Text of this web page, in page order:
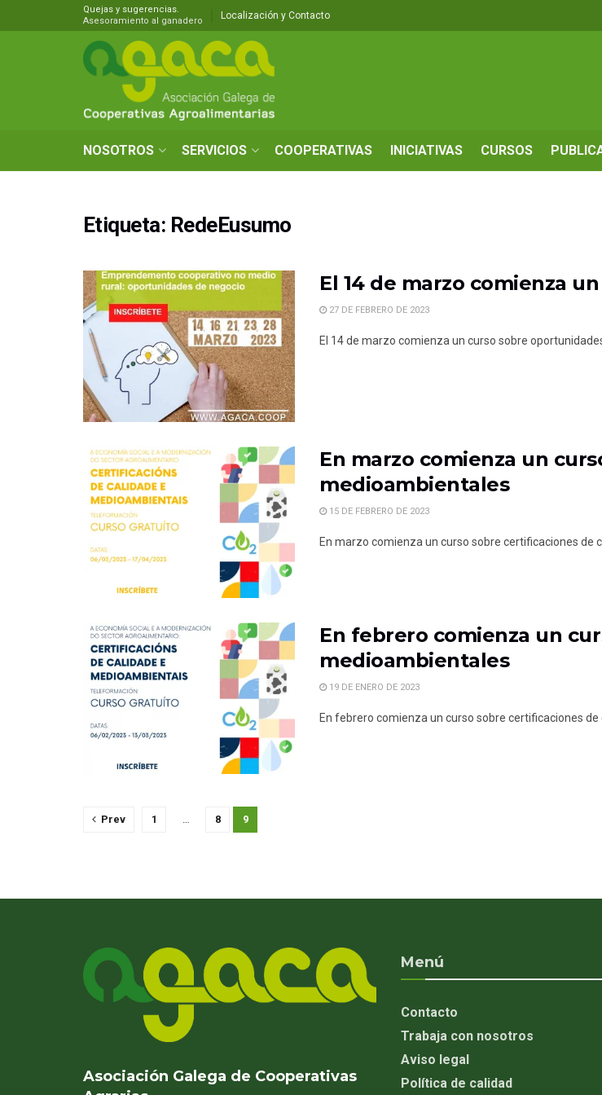
Quejas y sugerencias.
Asesoramiento al ganadero
Localización y Contacto
NOSOTROS SERVICIOS COOPERATIVAS INICIATIVAS CURSOS
Etiqueta: RedeEusumo
El 14 de marzo comienza
27 DE FEBRERO DE 2023
El 14 de marzo comienza un curso sobre
En marzo comienza un
medioambientales
15 DE FEBRERO DE 2023
En marzo comienza un curso sobre certificaciones de
En febrero comienza un
medioambientales
19 DE ENERO DE 2023
En febrero comienza un curso sobre certificaciones
Prev 1 8 9
Asociación Galega de Cooperativas
Menú
Contacto
Trabaja con nosotros
Aviso legal
Política de calidad